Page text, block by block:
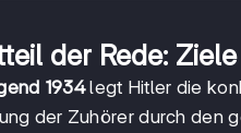
der Rede:
1934legt Hitler die
der Zuhörer durch den